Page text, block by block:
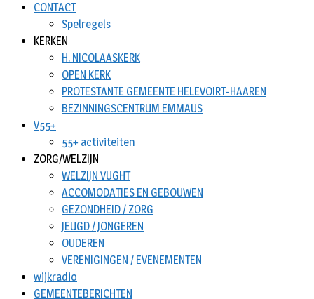
CONTACT
Spelregels
KERKEN
H. NICOLAASKERK
OPEN KERK
PROTESTANTE GEMEENTE HELEVOIRT-HAAREN
BEZINNINGSCENTRUM EMMAUS
V55+
55+ activiteiten
ZORG/WELZIJN
WELZIJN VUGHT
ACCOMODATIES EN GEBOUWEN
GEZONDHEID / ZORG
JEUGD / JONGEREN
OUDEREN
VERENIGINGEN / EVENEMENTEN
wijkradio
GEMEENTEBERICHTEN